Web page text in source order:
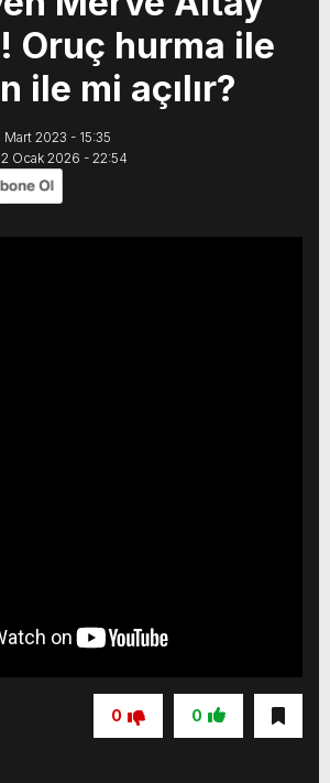
Oruç hurma ile
ile mi açılır?
Mart 2023 - 15:35
Ocak 2026 - 22:54
0
0